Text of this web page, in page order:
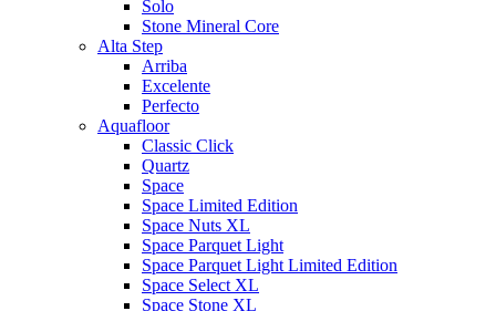
Solo
Stone Mineral Core
Alta Step
Arriba
Excelente
Perfecto
Aquafloor
Classic Click
Quartz
Space
Space Limited Edition
Space Nuts XL
Space Parquet Light
Space Parquet Light Limited Edition
Space Select XL
Space Stone XL